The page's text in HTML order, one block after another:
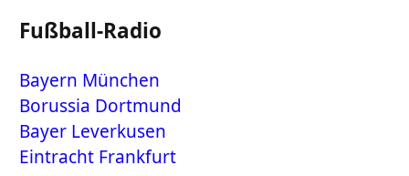
Fußball-Radio
Bayern München
Borussia Dortmund
Bayer Leverkusen
Eintracht Frankfurt